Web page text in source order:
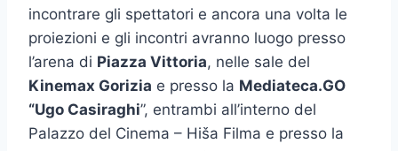
incontrare gli spettatori e ancora una volta le
proiezioni e gli incontri avranno luogo presso
l’arena di Piazza Vittoria, nelle sale del
Kinemax Gorizia e presso la Mediateca.GO
“Ugo Casiraghi”, entrambi all’interno del
Palazzo del Cinema – Hiša Filma e presso la